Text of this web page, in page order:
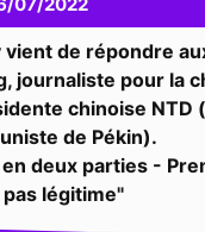
vient de répondre
journaliste pour la
chinoise NTD
de Pékin).
deux parties -
légitime"